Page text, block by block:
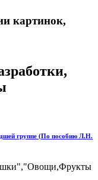
картинок,
группе (По пособию Л.Н.